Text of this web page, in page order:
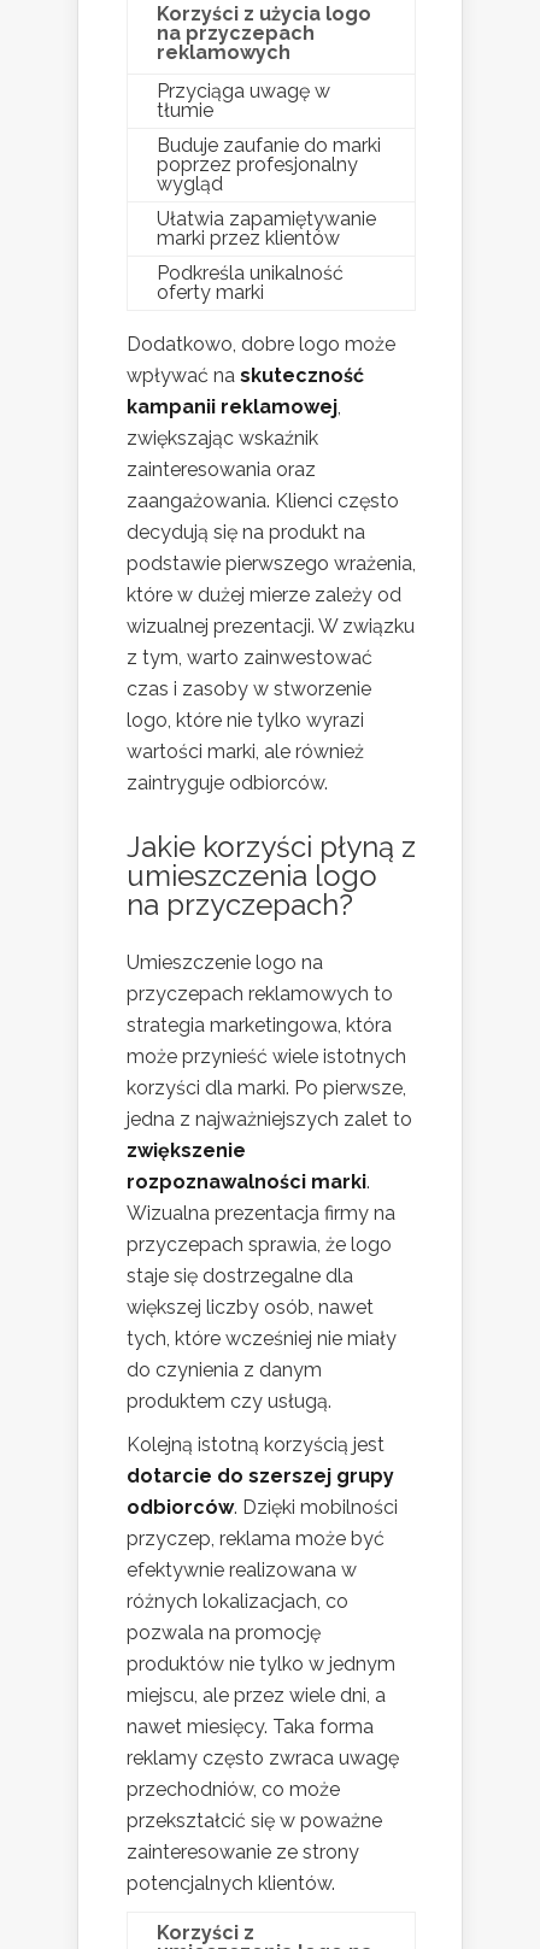
Korzyści z użycia logo
na przyczepach
reklamowych
Przyciąga uwagę w
tłumie
Buduje zaufanie do marki
poprzez profesjonalny
wygląd
Ułatwia zapamiętywanie
marki przez klientów
Podkreśla unikalność
oferty marki
Dodatkowo, dobre logo może
wpływać na skuteczność
kampanii reklamowej
zwiększając wskaźnik
zainteresowania oraz
zaangażowania. Klienci często
decydują się na produkt na
podstawie pierwszego wrażenia,
które w dużej mierze zależy od
wizualnej prezentacji. W związku
z tym, warto zainwestować
czas i zasoby w stworzenie
logo, które nie tylko wyrazi
wartości marki, ale również
zaintryguje odbiorców.
Jakie korzyści płyną z
umieszczenia logo
na przyczepach?
Umieszczenie logo na
przyczepach reklamowych to
strategia marketingowa, która
może przynieść wiele istotnych
korzyści dla marki. Po pierwsze,
jedna z najważniejszych zalet to
zwiększenie
rozpoznawalności marki.
Wizualna prezentacja firmy na
przyczepach sprawia, że logo
staje się dostrzegalne dla
większej liczby osób, nawet
tych, które wcześniej nie miały
do czynienia z danym
produktem czy usługą.
Kolejną istotną korzyścią jest
dotarcie do szerszej grupy
odbiorców. Dzięki mobilności
przyczep, reklama może być
efektywnie realizowana w
różnych lokalizacjach, co
pozwala na promocję
produktów nie tylko w jednym
miejscu, ale przez wiele dni, a
nawet miesięcy. Taka forma
reklamy często zwraca uwagę
przechodniów, co może
przekształcić się w poważne
zainteresowanie ze strony
potencjalnych klientów.
Korzyści z